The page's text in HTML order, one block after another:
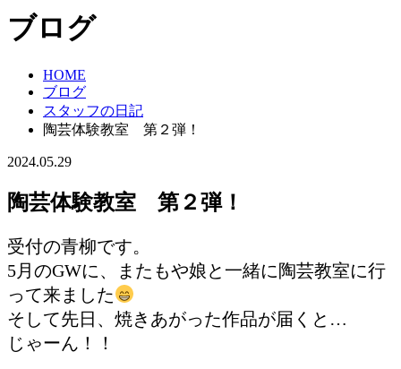
ブログ
HOME
ブログ
スタッフの日記
陶芸体験教室 第２弾！
2024.05.29
陶芸体験教室 第２弾！
受付の青柳です。
5月のGWに、またもや娘と一緒に陶芸教室に行
って来ました
そして先日、焼きあがった作品が届くと…
じゃーん！！